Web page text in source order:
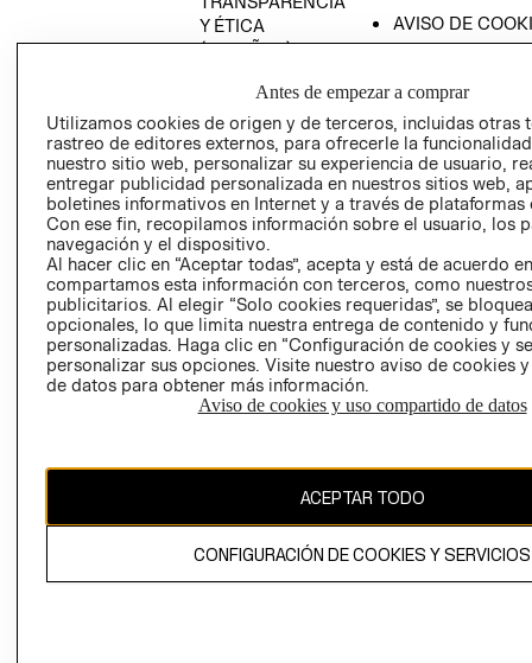
Y ÉTICA
(ESPAÑOL)
PROGRAMA DE
Y ÉTICA (INGLÉS)
AVISO DE
COMERCIO - SIC
PETICIONES
QUEJAS Y
RECLAMOS
Colombia ($)
CAMBIAR REGIÓN
El contenido de esta página web está protegido por copyright y es
Antes de empezar a comprar
Utilizamos cookies de origen y de terceros, incluidas otras
rastreo de editores externos, para ofrecerle la
nuestro sitio web, personalizar su experiencia de usuario,
entregar publicidad personalizada en nuestros sitios web,
boletines informativos en Internet y a través de plataformas
Con ese fin, recopilamos información sobre el usuario, los
navegación y el dispositivo.
Al hacer clic en “Aceptar todas”, acepta y está de acuerdo
compartamos esta información con terceros, como
publicitarios. Al elegir “Solo cookies requeridas”, se
opcionales, lo que limita nuestra entrega de contenido y
personalizadas. Haga clic en “Configuración de cookies y
personalizar sus opciones. Visite nuestro aviso de cookies
de datos para obtener más información.
Aviso de cookies y uso compartido de datos
ACEPTAR TODO
CONFIGURACIÓN DE COOKIES Y SERVICIOS